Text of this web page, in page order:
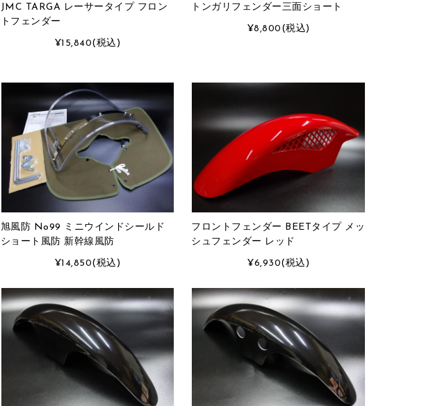
JMC TARGA レーサータイプ フロン
トフェンダー
¥15,840(税込)
トンガリフェンダー三面ショート
¥8,800 (税込)
旭風防 No99 ミニウインドシールド
ショート風防 新幹線風防
¥14,850(税込)
フロントフェンダー BEETタイプ メッ
シュフェンダー レッド
¥6,930(税込)